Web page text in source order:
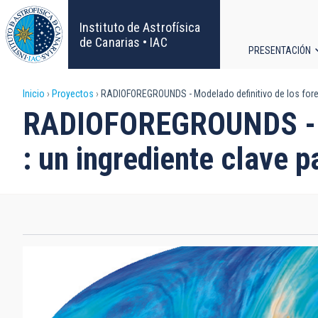
Pasar
al
contenido
principal
Instituto de Astrofísica
de Canarias • IAC
PRESENTACIÓN
Sobrescribir
enlaces
de
a
navegación
Inicio Proyectos RADIOFOREGROUNDS - Modelado definitivo de los
: un ingrediente clave